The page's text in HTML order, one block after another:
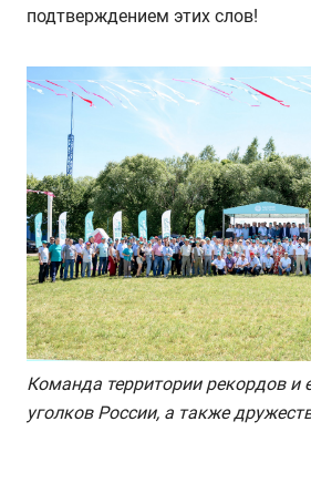
подтверждением этих слов!
Команда территории рекордов и
уголков России, а также